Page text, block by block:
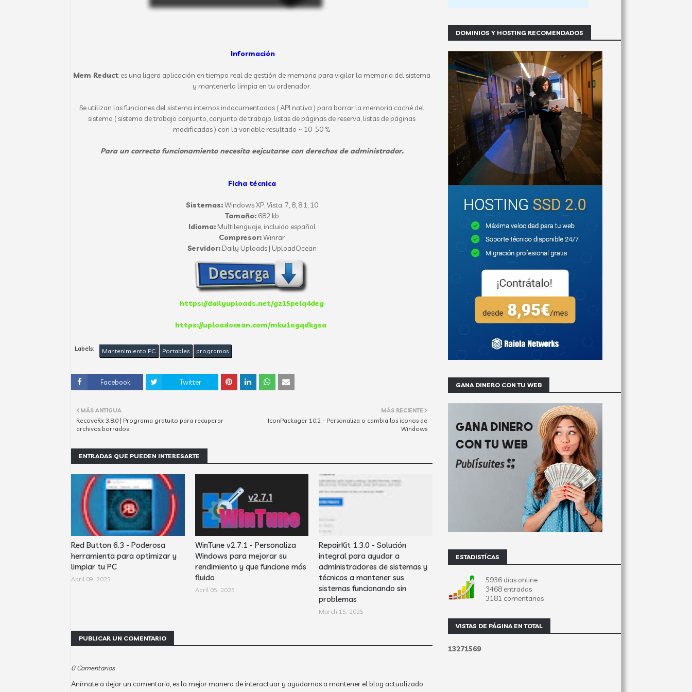
Información
Mem Reduct es una ligera aplicación en tiempo real de gestión de memoria para vigilar la memoria del sistema
y mantenerla limpia en tu ordenador.
Se utilizan las funciones del sistema internos indocumentados ( API nativa ) para borrar la memoria caché del
sistema ( sistema de trabajo conjunto, conjunto de trabajo, listas de páginas de reserva, listas de páginas
modificadas ) con la variable resultado ~ 10-50 %
Para un correcto funcionamiento necesita eejcutarse con derechos de administrador.
Ficha técnica
Sistemas:Windows XP, Vista, 7, 8, 8.1, 10
Tamaño:682 kb
Idioma:Multilenguaje, incluido español
Compresor:Winrar
Servidor:Daily Uploads | UploadOcean
https://dailyuploads.net/gz15pelq4deg
https://uploadocean.com/mku1ogqdkgsa
Labels: Mantenimiento PC Portables programas
Facebook Twitter
MÁS RECIENTE
IconPackager 10.2 - Personaliza o cambia los iconos de
Windows
MÁS ANTIGUA
RecoveRx 3.8.0 | Programa gratuito para recuperar
archivos borrados
ENTRADAS QUE PUEDEN INTERESARTE
Red Button 6.3 - Poderosa
herramienta para optimizar y
limpiar tu PC
April 09, 2025
WinTune v2.7.1 - Personaliza
Windows para mejorar su
rendimiento y que funcione más
fluido
April 05, 2025
RepairKit 1.3.0 - Solución
integral para ayudar a
administradores de sistemas y
técnicos a mantener sus
sistemas funcionando sin
problemas
March 15, 2025
PUBLICAR UN COMENTARIO
0 Comentarios
Anímate a dejar un comentario, es la mejor manera de interactuar y ayudarnos a mantener el blog actualizado.
DOMINIOS Y HOSTING RECOMENDADOS
GANA DINERO CON TU WEB
ESTADISTÍCAS
5936 días online
3468 entradas
3181 comentarios
VISTAS DE PÁGINA EN TOTAL
13271569